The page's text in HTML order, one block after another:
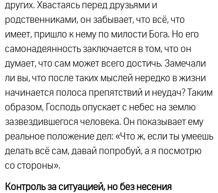
других. Хвастаясь перед друзьями и
родственниками, он забывает, что всё, что
имеет, пришло к нему по милости Бога. Но его
самонадеянность заключается в том, что он
думает, что сам может всего достичь. Замечали
ли вы, что после таких мыслей нередко в жизни
начинается полоса препятствий и неудач? Таким
образом, Господь опускает с небес на землю
зазвездившегося человека. Он показывает ему
реальное положение дел: «Что ж, если ты умеешь
делать всё сам, давай попробуй, а я посмотрю
со стороны».
Контроль за ситуацией, но без несения